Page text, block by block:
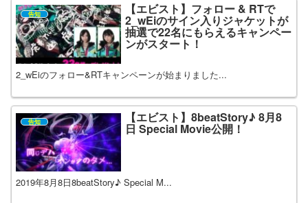
告知 【エビスト】フォロー & RTで
2_wEiのサイン入りジャケットが
抽選で22名にもらえるキャンペー
ンがスタート！
2_wEiのフォロー&RTキャンペーンが始まりました...
告知 【エビスト】8beatStory♪ 8月8
日 Special Movie公開！
2019年8月8日8beatStory♪ Special M...